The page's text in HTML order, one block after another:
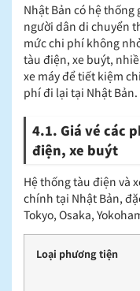
Nhật Bản có hệ
người dân di chuyển
mức chi phí không
tàu điện, xe buýt,
xe máy để tiết kiệm
phí đi lại tại Nhật Bản.
4.1. Giá vé các
điện, xe buýt
Hệ thống tàu điện và
chính tại Nhật Bản,
Tokyo, Osaka,
Loại phương tiện